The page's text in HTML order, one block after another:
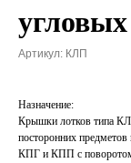
Артикул: КЛП
Назначение:
Крышки лотков типа
посторонних
КПГ и КПП с поворотом